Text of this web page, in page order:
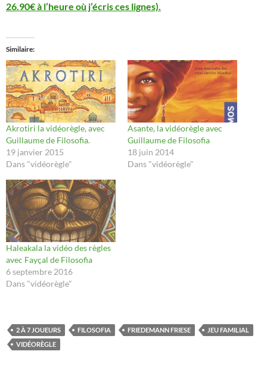
26.90€ à l’heure où j’écris ces lignes).
Similaire
Akrotiri la vidéorègle, avec
Guillaume de Filosofia.
19 janvier 2015
Dans "vidéorègle"
Asante, la vidéorègle avec
Guillaume de Filosofia
18 juin 2014
Dans "vidéorègle"
Haleakala la vidéo des règles
avec Fayçal de Filosofia
6 septembre 2016
Dans "vidéorègle"
2 À 7 JOUEURS FILOSOFIA FRIEDEMANN FRIESE
JEU FAMILIAL
VIDÉORÈGLE